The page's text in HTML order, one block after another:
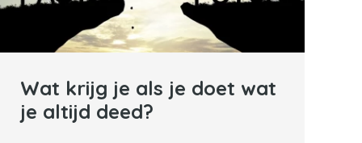
Lees verder
Wat krijg je als je doet wat
je altijd deed?